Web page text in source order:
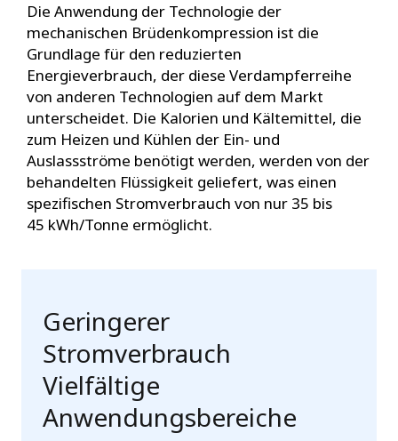
Die Anwendung der Technologie der
mechanischen Brüdenkompression ist die
Grundlage für den reduzierten
Energieverbrauch, der diese Verdampferreihe
von anderen Technologien auf dem Markt
unterscheidet. Die Kalorien und Kältemittel, die
zum Heizen und Kühlen der Ein- und
Auslassströme benötigt werden, werden von der
behandelten Flüssigkeit geliefert, was einen
spezifischen Stromverbrauch von nur 35 bis
45 kWh/Tonne ermöglicht.
Geringerer
Stromverbrauch
Vielfältige
Anwendungsbereiche